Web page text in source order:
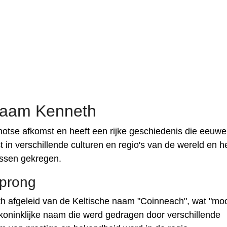
Kenneth
afkomst en heeft een rijke geschiedenis die
verschillende culturen en regio's van de wereld en
gekregen.
afgeleid van de Keltische naam "Coinneach", wat
naam die werd gedragen door verschillende